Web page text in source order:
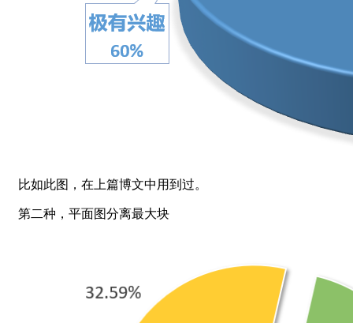
比如此图，在上篇博文中用到过。
第二种，平面图分离最大块